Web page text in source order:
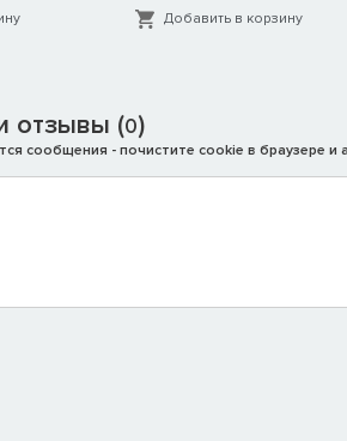
Добавить в корзину
отзывы (0)
сообщения - почистите cookie в браузере и